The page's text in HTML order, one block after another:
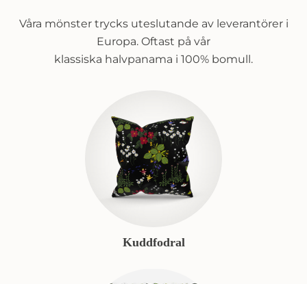
Våra mönster trycks uteslutande av leverantörer i
Europa. Oftast på vår
klassiska halvpanama i 100% bomull.
Kuddfodral